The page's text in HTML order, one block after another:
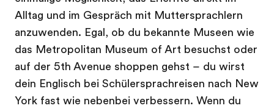
Alltag und im Gespräch mit Muttersprachlern
anzuwenden. Egal, ob du bekannte Museen wie
das Metropolitan Museum of Art besuchst oder
auf der 5th Avenue shoppen gehst – du wirst
dein Englisch bei Schülersprachreisen nach New
York fast wie nebenbei verbessern. Wenn du